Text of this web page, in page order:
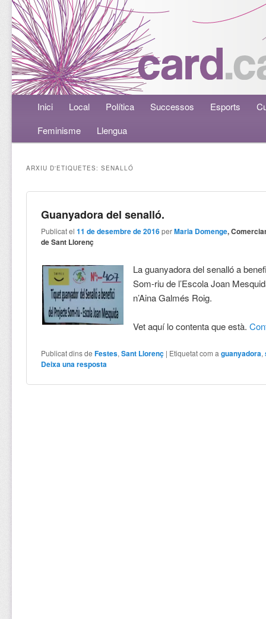
Menú principalAneu al contingut principal
Aneu al contingut secundari
Inici Local Política Successos Esports
Feminisme
Llengua
ARXIU D'ETIQUETES:SENALLÓ
Guanyadora del senalló.
Publicat el11 de desembre de 2016 perMaria Domenge,
de Sant Llorenç
La guanyadora del senalló a
Som-riu de l’Escola Joan
n’Aina Galmés Roig.
Vet aquí lo contenta que està.
Publicat dins de Festes,Sant Llorenç | Etiquetat com a guanyadora,
Deixa una resposta